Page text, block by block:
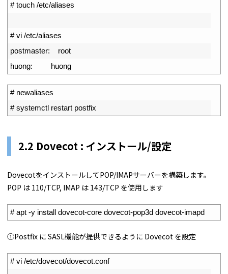
# touch /etc/aliases
# vi /etc/aliases
postmaster:
root
huong: huong
# newaliases
# systemctl restart postfix
2.2 Dovecot : インストール/設定
DovecotをインストールしてPOP/IMAPサーバーを構築します。
POP は 110/TCP, IMAP は 143/TCP を使用します
# apt -y install dovecot-core dovecot-pop3d dovecot-imapd
①Postfix に SASL機能が提供できるように Dovecot を設定
# vi /etc/dovecot/dovecot.conf